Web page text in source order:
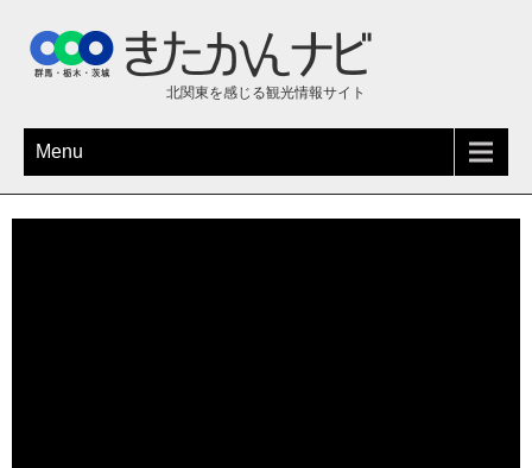
北関東を感じる観光情報サイト
Menu